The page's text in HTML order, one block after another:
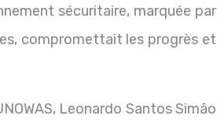
sécuritaire, marquée par
compromettait les progrès et
Leonardo Santos Simão